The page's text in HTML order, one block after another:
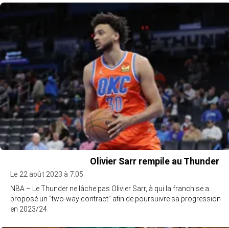
Olivier Sarr rempile au Thunder
Le 22 août 2023 à 7:05
NBA – Le Thunder ne lâche pas Olivier Sarr, à qui la franchise a
proposé un “two-way contract” afin de poursuivre sa progression
en 2023/24.